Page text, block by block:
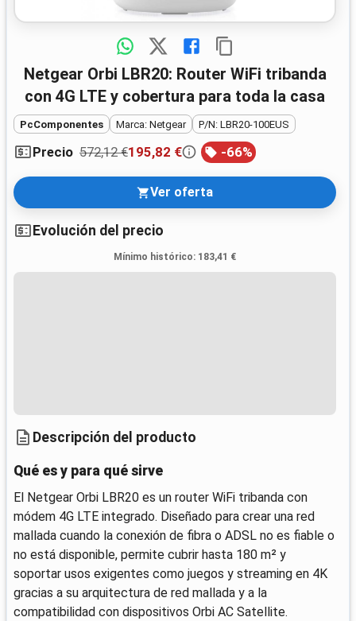
Netgear Orbi LBR20: Router WiFi tribanda
con 4G LTE y cobertura para toda la casa
PcComponentes Marca: Netgear P/N: LBR20-100EUS
Precio 572,12 €195,82 € -66%
Ver oferta
Evolución del precio
Mínimo histórico: 183,41 €
Descripción del producto
Qué es y para qué sirve
El Netgear Orbi LBR20 es un router WiFi tribanda con
módem 4G LTE integrado. Diseñado para crear una red
mallada cuando la conexión de fibra o ADSL no es fiable o
no está disponible, permite cubrir hasta 180 m² y
soportar usos exigentes como juegos y streaming en 4K
gracias a su arquitectura de red mallada y a la
compatibilidad con dispositivos Orbi AC Satellite.